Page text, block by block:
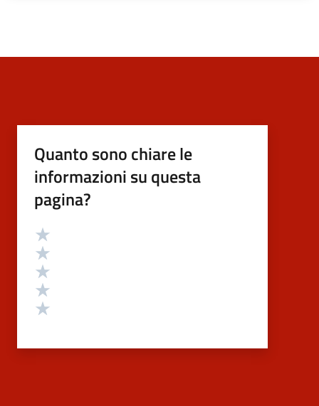
Quanto sono chiare le
informazioni su questa
pagina?
Valutazione